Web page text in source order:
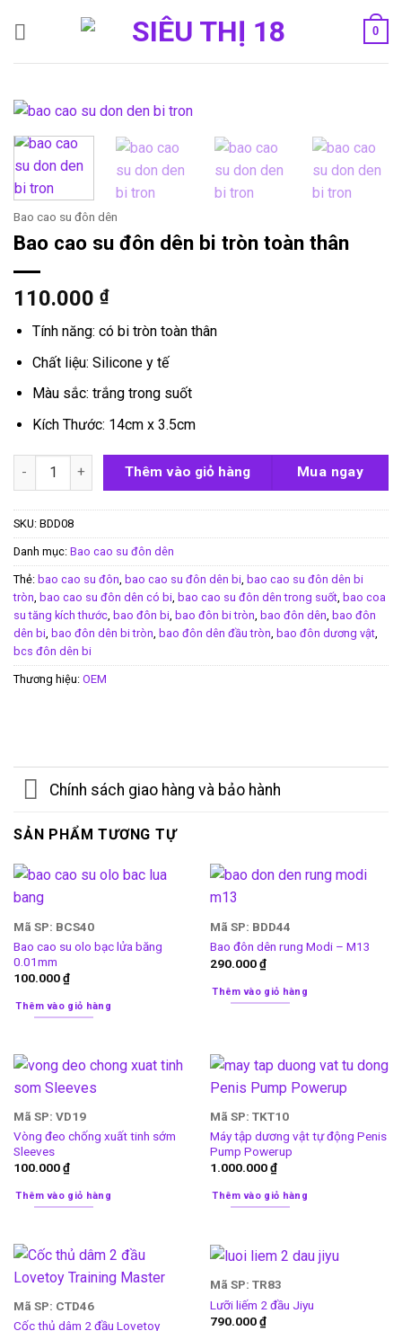
0
Bao cao su đôn dên
Bao cao su đôn dên bi tròn toàn thân
110.000 ₫
Tính năng: có bi tròn toàn thân
Chất liệu: Silicone y tế
Màu sắc: trắng trong suốt
Kích Thước: 14cm x 3.5cm
Bao cao su đôn dên bi tròn toàn thân số lượng
Thêm vào giỏ hàng Mua ngay
SKU: BDD08
Danh mục: Bao cao su đôn dên
Thẻ: bao cao su đôn bao cao su đôn dên bi bao cao su đôn dên bi
tròn bao cao su đôn dên có bi bao cao su đôn dên trong suốt bao coa
su tăng kích thước bao đôn bi bao đôn bi tròn bao đôn dên bao đôn
dên bi bao đôn dên bi tròn bao đôn dên đầu tròn bao đôn dương vật
bcs đôn dên bi
Thương hiệu: OEM
Chính sách giao hàng và bảo hành
SẢN PHẨM TƯƠNG TỰ
Mã SP: BCS40
Bao cao su olo bạc lửa băng
0.01mm
100.000₫
Thêm vào giỏ hàng
Mã SP: BDD44
Bao đôn dên rung Modi – M13
290.000₫
Thêm vào giỏ hàng
Mã SP: VD19
Vòng đeo chống xuất tinh sớm
Sleeves
100.000₫
Thêm vào giỏ hàng
Mã SP: TKT10
Máy tập dương vật tự động Penis
Pump Powerup
1.000.000₫
Thêm vào giỏ hàng
Mã SP: CTD46
Cốc thủ dâm 2 đầu Lovetoy
Mã SP: TR83
Lưỡi liếm 2 đầu Jiyu
790.000₫